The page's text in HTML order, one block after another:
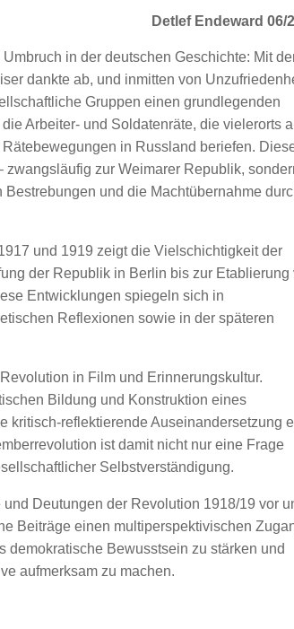
Detlef Endeward 06/
in der deutschen Geschichte: Mit
dankte ab, und inmitten von
Gruppen einen grundlegenden
Arbeiter- und Soldatenräte, die vielerorts
in Russland beriefen.
zur Weimarer Republik,
und die Machtübernahme
und 1919 zeigt die Vielschichtigkeit der
der Republik in Berlin bis zur Etablierung
Entwicklungen spiegeln sich in
Reflexionen sowie in der späteren
in Film und Erinnerungskultur.
Bildung und Konstruktion eines
kritisch-reflektierende Auseinandersetzung
ist damit nicht nur eine Frage
Selbstverständigung.
Deutungen der Revolution 1918/19 vor
Beiträge einen multiperspektivischen
Bewusstsein zu stärken und
aufmerksam zu machen.